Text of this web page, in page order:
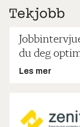
du deg
Les mer